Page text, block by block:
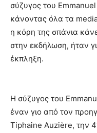
σύζυγος του
κάνοντας όλα τα
η κόρη της σπάνια
στην εκδήλωση, ήταν
έκπληξη.
Η σύζυγος του
έναν γιο από τον
Tiphaine Auzière, την